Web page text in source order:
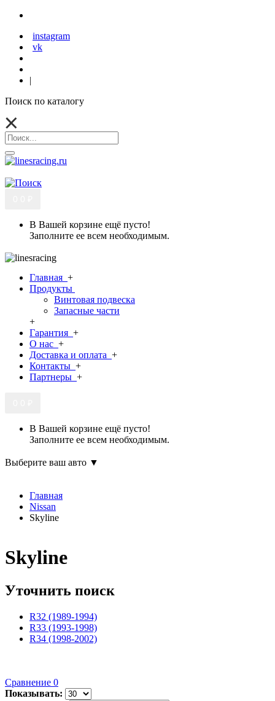
instagram
vk
|
Поиск по каталогу
В Вашей корзине ещё пусто!
Заполните ее всем необходимым.
Главная +
Продукты
Винтовая подвеска
Запасные части
+
Гарантия +
О нас +
Доставка и оплата +
Контакты +
Партнеры +
В Вашей корзине ещё пусто!
Заполните ее всем необходимым.
Выберите ваш авто ▼
Главная
Nissan
Skyline
Skyline
Уточнить поиск
R32 (1989-1994)
R33 (1993-1998)
R34 (1998-2002)
Сравнение 0
Показывать: